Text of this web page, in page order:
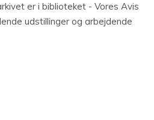
er i biblioteket - Vores Avis
udstillinger og arbejdende